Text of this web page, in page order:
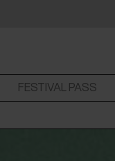
FESTIVAL PASS